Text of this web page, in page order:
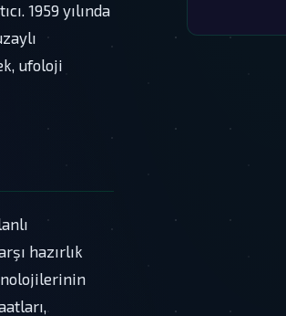
1959 yılında
ufoloji
hazırlık